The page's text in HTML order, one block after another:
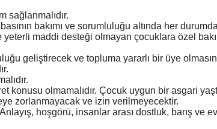
sağlanmalıdır.
bakımı ve sorumluluğu altında her
maddi desteği olmayan çocuklara özel
geliştirecek ve topluma yararlı bir üye
olmamalıdır. Çocuk uygun bir asgari
zorlanmayacak ve izin verilmeyecektir.
hoşgörü, insanlar arası dostluk, barış ve